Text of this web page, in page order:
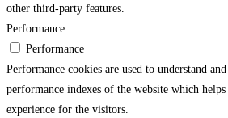
other third-party features.
Performance
Performance
Performance cookies are used to understand
performance indexes of the website which
experience for the visitors.